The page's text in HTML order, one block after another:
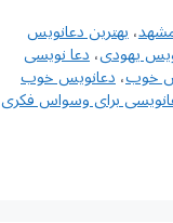
،بهترین دعانویس
یهودی،دعا نویسی
خوب،دعانویس خوب
برای وسواس فکری